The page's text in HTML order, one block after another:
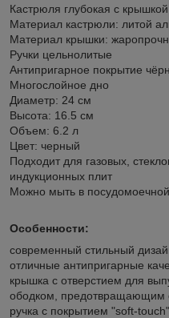
Кастрюля глубокая с крышкой
Материал кастрюли: литой
Материал крышки:
Ручки цельнолитые
Антипригарное покрытие
Многослойное дно
Диаметр: 24 см
Высота: 16.5 см
Объем: 6.2 л
Цвет: черный
Подходит для газовых,
индукционных плит
Можно мыть в
Особенности:
современный стильный
отличные антипригарные
крышка с отверстием для
ободком, предотвращающим
ручка с покрытием "soft-touch"